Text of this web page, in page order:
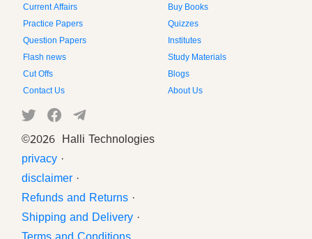
Current Affairs
Buy Books
Practice Papers
Quizzes
Question Papers
Institutes
Flash news
Study Materials
Cut Offs
Blogs
Contact Us
About Us
©2026 Halli Technologies
privacy ·
disclaimer ·
Refunds and Returns ·
Shipping and Delivery ·